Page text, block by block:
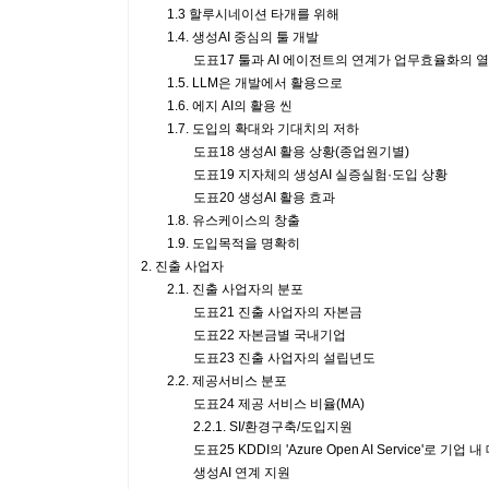
1.3 할루시네이션 타개를 위해
1.4. 생성AI 중심의 툴 개발
도표17 툴과 AI 에이전트의 연계가 업무효율화의 열
1.5. LLM은 개발에서 활용으로
1.6. 에지 AI의 활용 씬
1.7. 도입의 확대와 기대치의 저하
도표18 생성AI 활용 상황(종업원기별)
도표19 지자체의 생성AI 실증실험·도입 상황
도표20 생성AI 활용 효과
1.8. 유스케이스의 창출
1.9. 도입목적을 명확히
2. 진출 사업자
2.1. 진출 사업자의 분포
도표21 진출 사업자의 자본금
도표22 자본금별 국내기업
도표23 진출 사업자의 설립년도
2.2. 제공서비스 분포
도표24 제공 서비스 비율(MA)
2.2.1. SI/환경구축/도입지원
도표25 KDDI의 'Azure Open AI Service'로 기업 내
생성AI 연계 지원